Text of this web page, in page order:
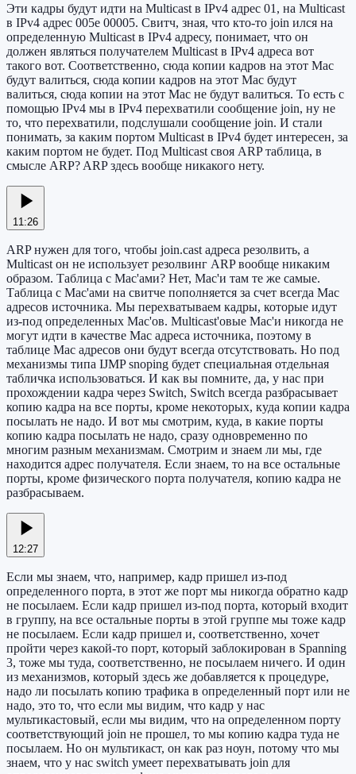
Эти кадры будут идти на Multicast в IPv4 адрес 01, на Multicast
в IPv4 адрес 005e 00005. Свитч, зная, что кто-то join ился на
определенную Multicast в IPv4 адресу, понимает, что он
должен являться получателем Multicast в IPv4 адреса вот
такого вот. Соответственно, сюда копии кадров на этот Mac
будут валиться, сюда копии кадров на этот Mac будут
валиться, сюда копии на этот Mac не будут валиться. То есть с
помощью IPv4 мы в IPv4 перехватили сообщение join, ну не
то, что перехватили, подслушали сообщение join. И стали
понимать, за каким портом Multicast в IPv4 будет интересен, за
каким портом не будет. Под Multicast своя ARP таблица, в
смысле ARP? ARP здесь вообще никакого нету.
11:26
ARP нужен для того, чтобы join.cast адреса резолвить, а
Multicast он не использует резолвинг ARP вообще никаким
образом. Таблица с Mac'ами? Нет, Mac'и там те же самые.
Таблица с Mac'ами на свитче пополняется за счет всегда Mac
адресов источника. Мы перехватываем кадры, которые идут
из-под определенных Mac'ов. Multicast'овые Mac'и никогда не
могут идти в качестве Mac адреса источника, поэтому в
таблице Mac адресов они будут всегда отсутствовать. Но под
механизмы типа IJMP snoping будет специальная отдельная
табличка использоваться. И как вы помните, да, у нас при
прохождении кадра через Switch, Switch всегда разбрасывает
копию кадра на все порты, кроме некоторых, куда копии кадра
посылать не надо. И вот мы смотрим, куда, в какие порты
копию кадра посылать не надо, сразу одновременно по
многим разным механизмам. Смотрим и знаем ли мы, где
находится адрес получателя. Если знаем, то на все остальные
порты, кроме физического порта получателя, копию кадра не
разбрасываем.
12:27
Если мы знаем, что, например, кадр пришел из-под
определенного порта, в этот же порт мы никогда обратно кадр
не посылаем. Если кадр пришел из-под порта, который входит
в группу, на все остальные порты в этой группе мы тоже кадр
не посылаем. Если кадр пришел и, соответственно, хочет
пройти через какой-то порт, который заблокирован в Spanning
3, тоже мы туда, соответственно, не посылаем ничего. И один
из механизмов, который здесь же добавляется к процедуре,
надо ли посылать копию трафика в определенный порт или не
надо, это то, что если мы видим, что кадр у нас
мультикастовый, если мы видим, что на определенном порту
соответствующий join не прошел, то мы копию кадра туда не
посылаем. Но он мультикаст, он как раз ноун, потому что мы
знаем, что у нас switch умеет перехватывать join для